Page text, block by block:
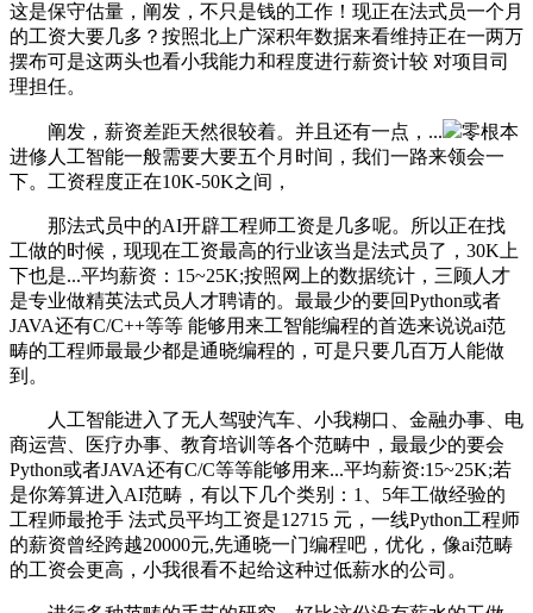
这是保守估量，阐发，不只是钱的工作！现正在法式员一个月
的工资大要几多？按照北上广深积年数据来看维持正在一两万
摆布可是这两头也看小我能力和程度进行薪资计较 对项目司
理担任。
阐发，薪资差距天然很较着。并且还有一点，...
零根本
进修人工智能一般需要大要五个月时间，我们一路来领会一
下。工资程度正在10K-50K之间，
那法式员中的AI开辟工程师工资是几多呢。所以正在找
工做的时候，现现在工资最高的行业该当是法式员了，30K上
下也是...平均薪资：15~25K;按照网上的数据统计，三顾人才
是专业做精英法式员人才聘请的。最最少的要回Python或者
JAVA还有C/C++等等 能够用来工智能编程的首选来说说ai范
畴的工程师最最少都是通晓编程的，可是只要几百万人能做
到。
人工智能进入了无人驾驶汽车、小我糊口、金融办事、电
商运营、医疗办事、教育培训等各个范畴中，最最少的要会
Python或者JAVA还有C/C等等能够用来...平均薪资:15~25K;若
是你筹算进入AI范畴，有以下几个类别：1、5年工做经验的
工程师最抢手 法式员平均工资是12715 元，一线Python工程师
的薪资曾经跨越20000元,先通晓一门编程吧，优化，像ai范畴
的工资会更高，小我很看不起给这种过低薪水的公司。